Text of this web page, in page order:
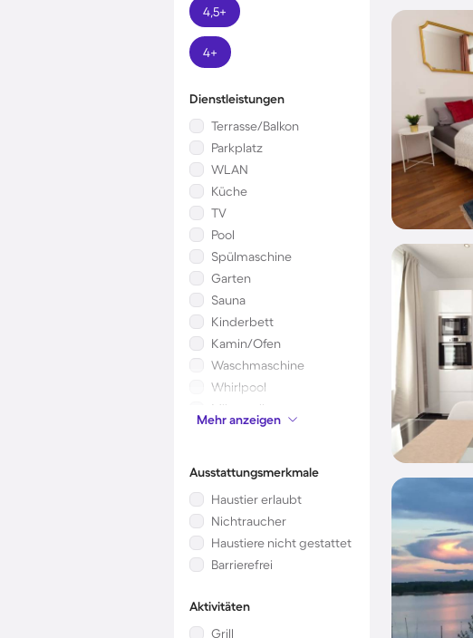
4,5+
4+
Dienstleistungen
Terrasse/Balkon
Parkplatz
WLAN
Küche
TV
Pool
Spülmaschine
Garten
Sauna
Kinderbett
Kamin/Ofen
Waschmaschine
Whirlpool
Mikrowelle
Klimaanlage
Mehr anzeigen
Ausstattungsmerkmale
Haustier erlaubt
Nichtraucher
Haustiere nicht gestattet
Barrierefrei
Aktivitäten
Grill